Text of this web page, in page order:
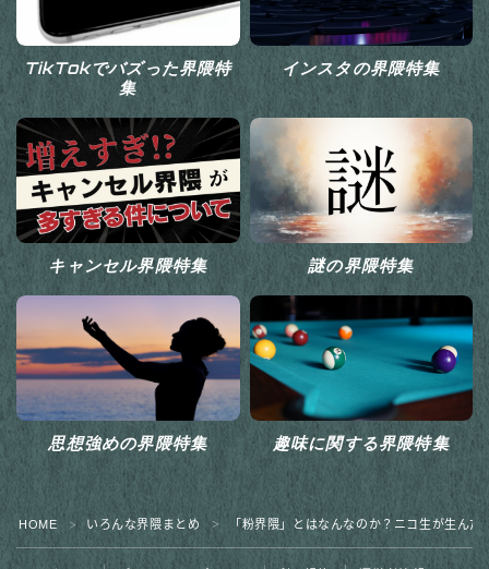
TikTokでバズった界隈特
集
インスタの界隈特集
キャンセル界隈特集 謎の界隈特集
思想強めの界隈特集 趣味に関する界隈特集
HOME ＞ いろんな界隈まとめ ＞ 「粉界隈」とはなんなのか？ニコ生が生ん